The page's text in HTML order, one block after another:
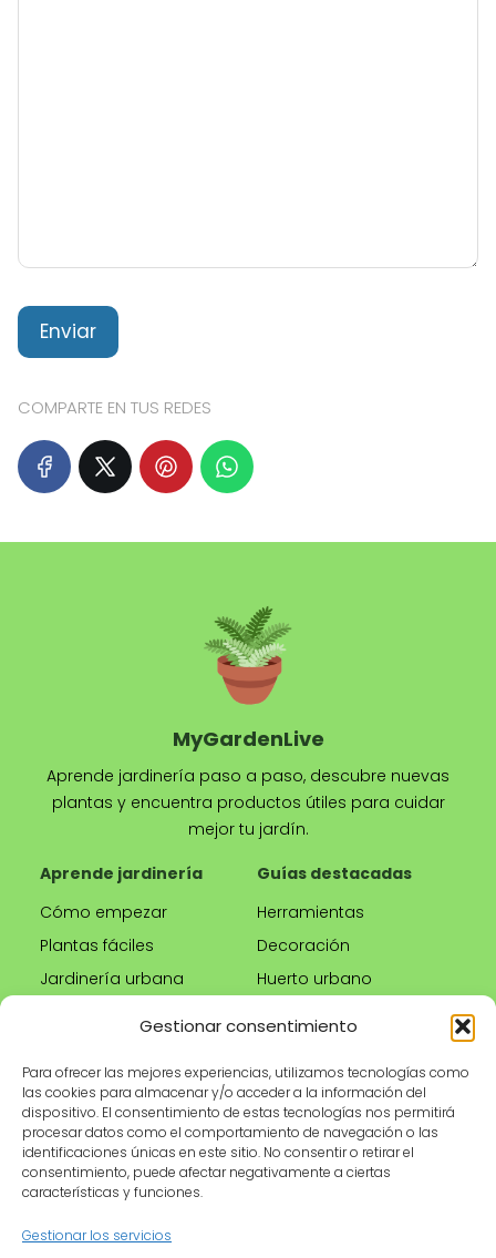
Gestionar consentimiento
Para ofrecer las mejores experiencias, utilizamos tecnologías como
las cookies para almacenar y/o acceder a la información del
dispositivo. El consentimiento de estas tecnologías nos permitirá
procesar datos como el comportamiento de navegación o las
identificaciones únicas en este sitio. No consentir o retirar el
consentimiento, puede afectar negativamente a ciertas
características y funciones.
Gestionar los servicios
COMPARTE EN TUS REDES
MyGardenLive
Aprende jardinería paso a paso, descubre nuevas
plantas y encuentra productos útiles para cuidar
mejor tu jardín.
Aprende jardinería
Cómo empezar
Plantas fáciles
Jardinería urbana
Guías destacadas
Herramientas
Decoración
Huerto urbano
Tienda
Productos
recomendados
Herramientas de
Información legal
Aviso legal
Política de privacidad